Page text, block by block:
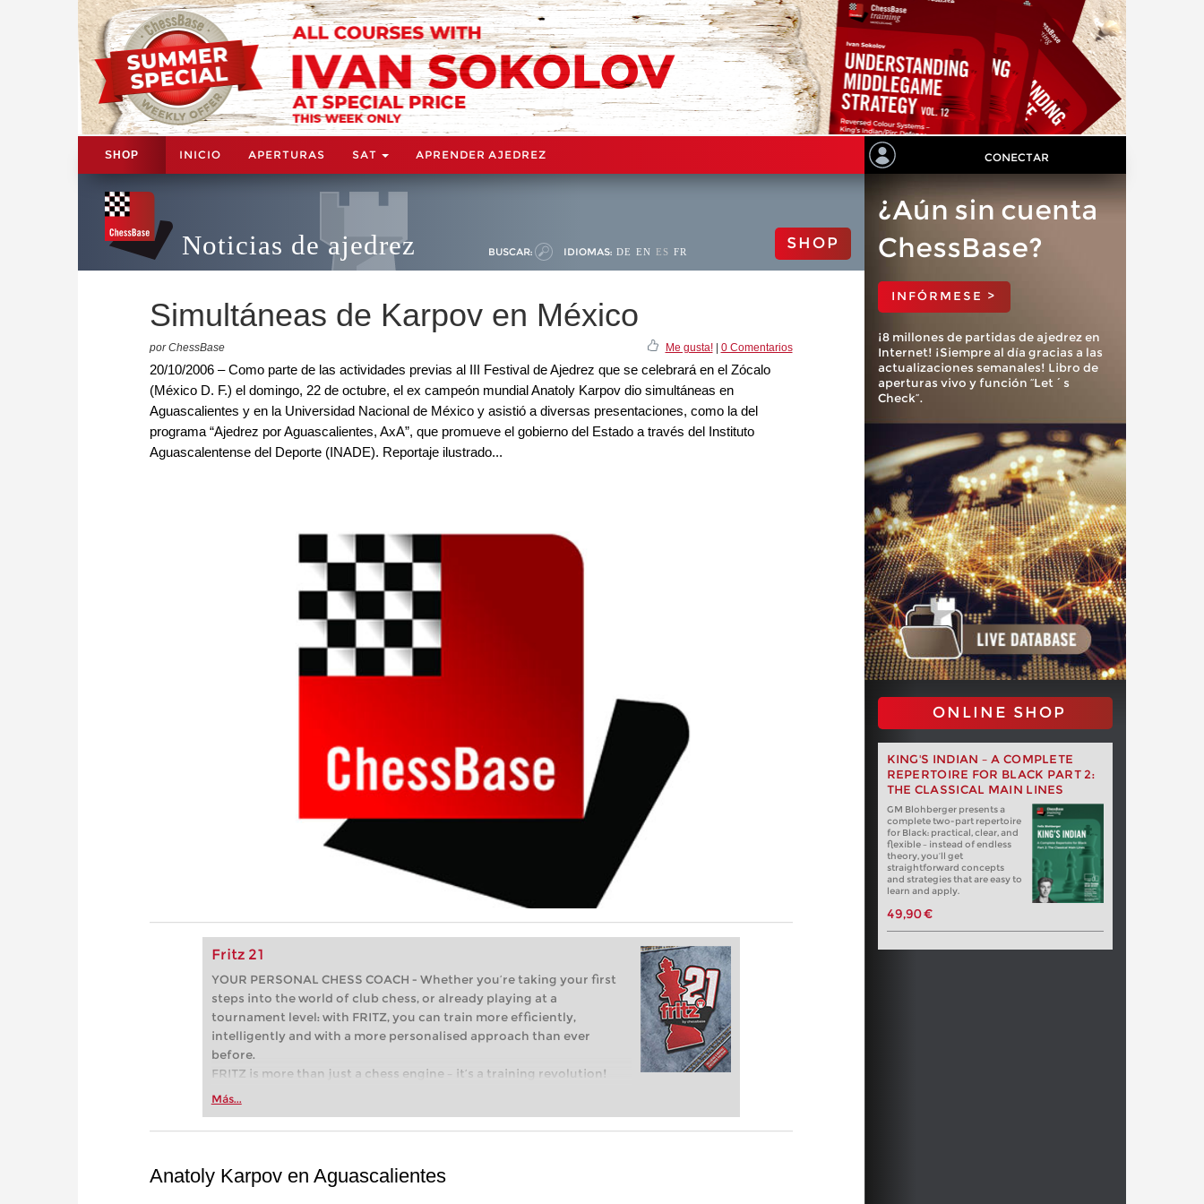
SHOP INICIO APERTURAS SAT APRENDER AJEDREZ CONECTAR
Noticias de ajedrez BUSCAR: IDIOMAS: DE EN ES FR SHOP
Simultáneas de Karpov en México
por ChessBase Me gusta!| 0 Comentarios
20/10/2006 – Como parte de las actividades previas al III Festival de Ajedrez que se celebrará en el Zócalo
(México D. F.) el domingo, 22 de octubre, el ex campeón mundial Anatoly Karpov dio simultáneas en
Aguascalientes y en la Universidad Nacional de México y asistió a diversas presentaciones, como la del
programa “Ajedrez por Aguascalientes, AxA”, que promueve el gobierno del Estado a través del Instituto
Aguascalentense del Deporte (INADE). Reportaje ilustrado...
Fritz 21
YOUR PERSONAL CHESS COACH - Whether you’re taking your first
steps into the world of club chess, or already playing at a
tournament level: with FRITZ, you can train more efficiently,
intelligently and with a more personalised approach than ever
before.
FRITZ is more than just a chess engine – it’s a training revolution!
Whether you’re taking your first steps into the world of club chess,
more efficiently, intelligently and with a more personalised
Más...
¿Aún sin cuenta
ChessBase?
INFÓRMESE >
¡8 millones de partidas de ajedrez en
Internet! ¡Siempre al día gracias a las
actualizaciones semanales! Libro de
aperturas vivo y función “Let´s
Check”.
ONLINE SHOP
KING'S INDIAN – A COMPLETE
REPERTOIRE FOR BLACK PART 2:
THE CLASSICAL MAIN LINES
GM Blohberger presents a
complete two-part repertoire
for Black: practical, clear, and
flexible – instead of endless
theory, you’ll get
straightforward concepts
and strategies that are easy to
learn and apply.
49,90 €
Anatoly Karpov en Aguascalientes